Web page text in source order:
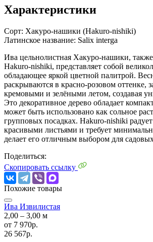
Характеристики
Сорт: Хакуро-нашики (Hakuro-nishiki)
Латинское название: Salix interga
Ива цельнолистная Хакуро-нашики, также
Hakuro-nishiki, представляет собой
обладающее яркой цветной палитрой.
раскрываются в красно-розовом оттенке,
кремовыми и зелёными летом, создавая
Это декоративное дерево обладает
может быть использовано как сольное
групповых посадках. Hakuro-nishiki
красивыми листьями и требует
делает его отличным выбором для
Поделиться:
Скопировать ссылку
Похожие товары
Ива Извилистая
2,00 ‒ 3,00 м
от 7 970р.
26 567р.